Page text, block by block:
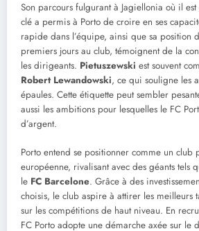
Son parcours fulgurant à Jagiellonia où il
clé a permis à Porto de croire en ses
rapide dans l’équipe, ainsi que sa position
premiers jours au club, témoignent de la
les dirigeants. Pietuszewski est souvent
Robert Lewandowski, ce qui souligne les
épaules. Cette étiquette peut sembler
aussi les ambitions pour lesquelles le FC
d’argent.
Porto entend se positionner comme un club
européenne, rivalisant avec des géants tels
le FC Barcelone. Grâce à des
choisis, le club aspire à attirer les meilleurs
sur les compétitions de haut niveau. En
FC Porto adopte une démarche axée sur le